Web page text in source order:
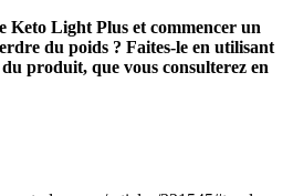
Keto Light Plus et commencer un
du poids ? Faites-le en utilisant
produit, que vous consulterez en